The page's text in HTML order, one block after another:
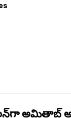
అమితాబ్